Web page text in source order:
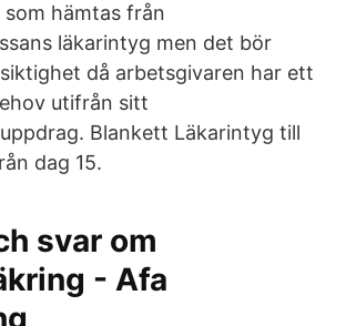
hämtas från
läkarintyg men det bör
då arbetsgivaren har ett
utifrån sitt
Blankett Läkarintyg till
dag 15.
svar om
- Afa